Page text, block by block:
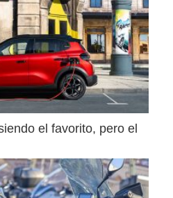
el favorito, pero el